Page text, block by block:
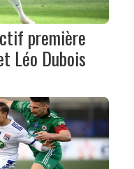
première
Léo Dubois